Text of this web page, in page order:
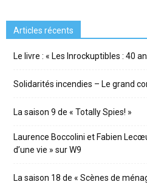
Articles récents
Le livre : « Les Inrockuptibles : 40
Solidarités incendies – Le grand
La saison 9 de « Totally Spies! »
Laurence Boccolini et Fabien
d’une vie » sur W9
La saison 18 de « Scènes de